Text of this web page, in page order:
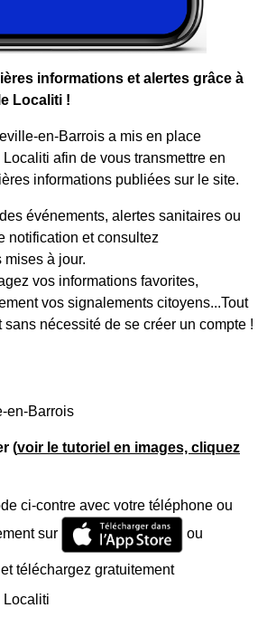
informations et alertes grâce à
Localiti !
en-Barrois a mis en place
afin de vous transmettre en
informations publiées sur le site.
événements, alertes sanitaires ou
notification et consultez
mises à jour.
vos informations favorites,
vos signalements citoyens...Tout
nécessité de se créer un compte !
en-Barrois
(voir le tutoriel en images, cliquez
ci-contre avec votre téléphone ou
sur
ou
et téléchargez gratuitement
Localiti